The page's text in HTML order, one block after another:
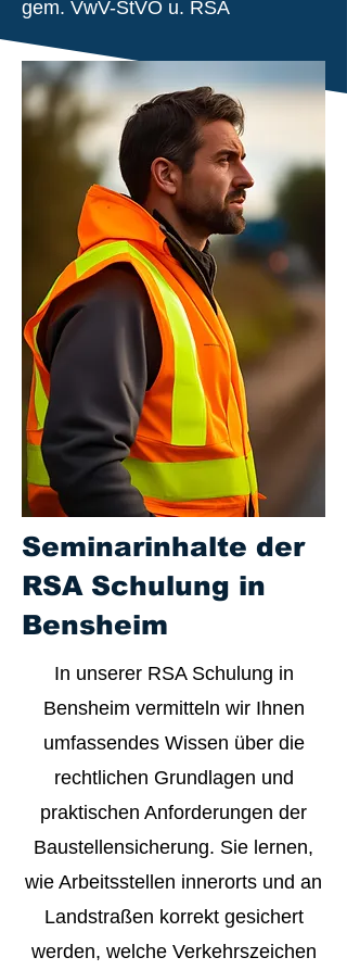
gem. VwV-StVO u. RSA
Seminarinhalte der
RSA Schulung in
Bensheim
In unserer RSA Schulung in
Bensheim vermitteln wir Ihnen
umfassendes Wissen über die
rechtlichen Grundlagen und
praktischen Anforderungen der
Baustellensicherung. Sie lernen,
wie Arbeitsstellen innerorts und an
Landstraßen korrekt gesichert
werden, welche Verkehrszeichen